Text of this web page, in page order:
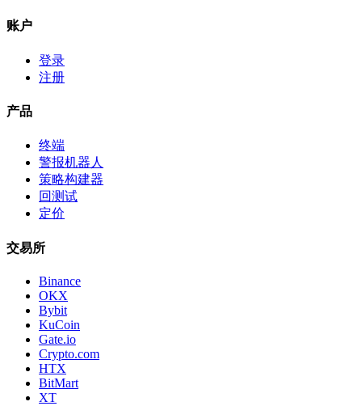
账户
登录
注册
产品
终端
警报机器人
策略构建器
回测试
定价
交易所
Binance
OKX
Bybit
KuCoin
Gate.io
Crypto.com
HTX
BitMart
XT